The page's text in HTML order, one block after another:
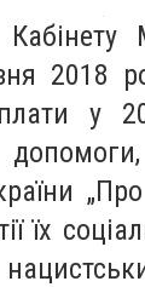
2018
у
„Про
їх